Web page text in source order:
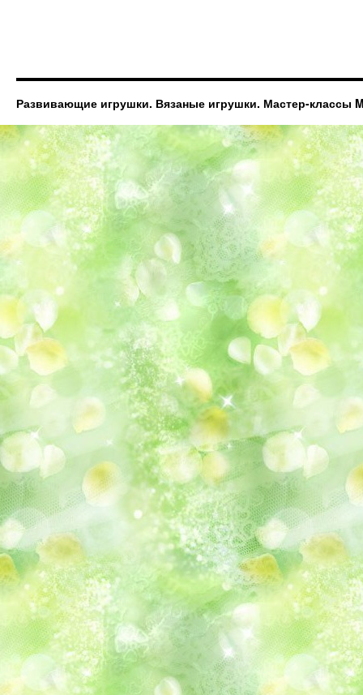
Развивающие игрушки. Вязаные игрушки. Мастер-классы